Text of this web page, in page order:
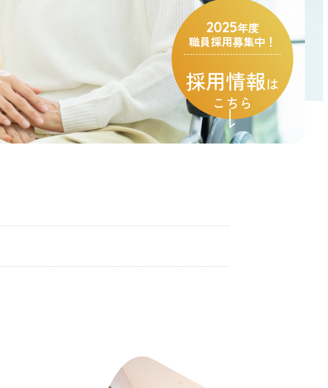
2025年度
職員採用募集中！
採用情報は
こちら